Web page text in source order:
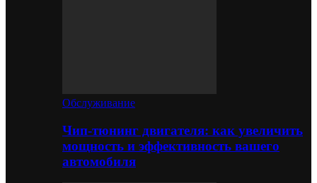
Обслуживание
Чип-тюнинг двигателя: как увеличить
мощность и эффективность вашего
автомобиля